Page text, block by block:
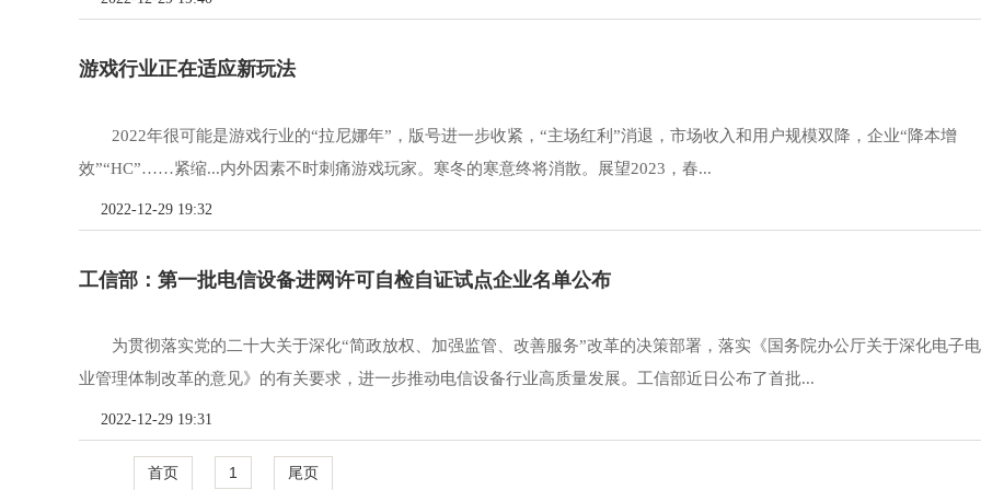
游戏行业正在适应新玩法
2022年很可能是游戏行业的“拉尼娜年”，版号进一步收紧，“主场红利”消退，市场收入和用户规模双降，企业“降本增
效”“HC”……紧缩...内外因素不时刺痛游戏玩家。寒冬的寒意终将消散。展望2023，春...
2022-12-29 19:32
工信部：第一批电信设备进网许可自检自证试点企业名单公布
为贯彻落实党的二十大关于深化“简政放权、加强监管、改善服务”改革的决策部署，落实《国务院办公厅关于深化电子
业管理体制改革的意见》的有关要求，进一步推动电信设备行业高质量发展。工信部近日公布了首批...
2022-12-29 19:31
首页 1 尾页